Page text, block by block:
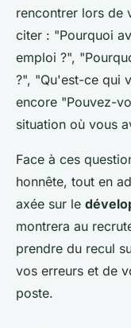
rencontrer lors de
citer : "Pourquoi
emploi ?",
?", "Qu'est-ce qui
encore "Pouvez-
situation où vous
Face à ces
honnête, tout en
axée sur le
montrera au
prendre du recul
vos erreurs et de
poste.